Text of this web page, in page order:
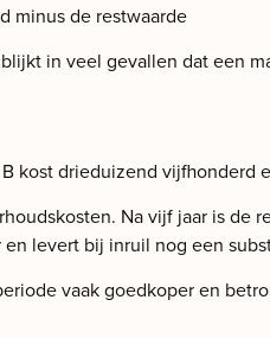
minus de restwaarde
in veel gevallen dat een
kost drieduizend vijfhonderd
Na vijf jaar is de
levert bij inruil nog een
vaak goedkoper en